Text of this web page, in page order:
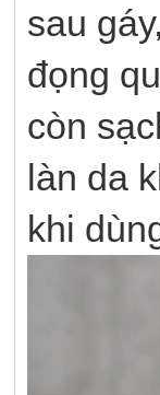
sau
đọng
còn
làn da
khi